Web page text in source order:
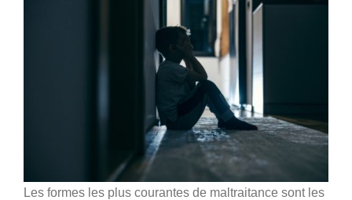
Les formes les plus courantes de maltraitance sont les